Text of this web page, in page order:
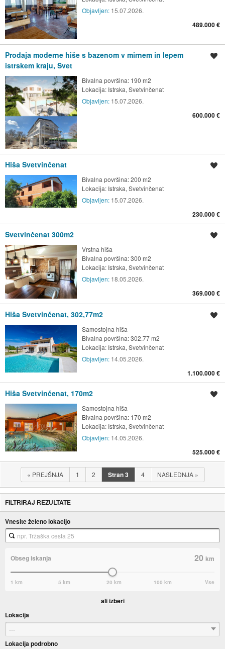
Objavljen: 15.07.2026.
489.000 €
Prodaja moderne hiše s bazenom v mirnem in lepem
istrskem kraju, Svet
Bivalna površina: 190 m2
Lokacija: Istrska, Svetvinčenat
Objavljen: 15.07.2026.
600.000 €
Hiša Svetvinčenat
Bivalna površina: 200 m2
Lokacija: Istrska, Svetvinčenat
Objavljen: 15.07.2026.
230.000 €
Svetvinčenat 300m2
Vrstna hiša
Bivalna površina: 300 m2
Lokacija: Istrska, Svetvinčenat
Objavljen: 18.05.2026.
369.000 €
Hiša Svetvinčenat, 302,77m2
Samostojna hiša
Bivalna površina: 302.77 m2
Lokacija: Istrska, Svetvinčenat
Objavljen: 14.05.2026.
1.100.000 €
Hiša Svetvinčenat, 170m2
Samostojna hiša
Bivalna površina: 170 m2
Lokacija: Istrska, Svetvinčenat
Objavljen: 14.05.2026.
525.000 €
« PREJŠNJA 1 2 Stran3 4 NASLEDNJA »
FILTRIRAJ REZULTATE
Vnesite želeno lokacijo
Obseg iskanja 20km
1 km 5 km 20 km 100 km Vse
ali izberi
Lokacija
---
Lokacija podrobno